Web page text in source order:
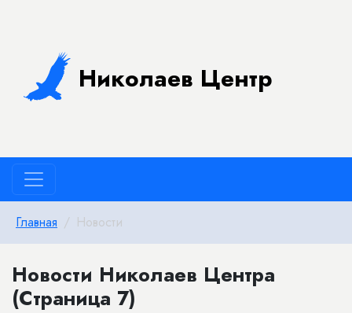
Николаев Центр
Главная Новости
Новости Николаев Центра
(Страница 7)